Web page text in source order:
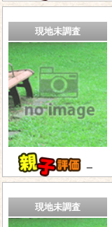
現地未調査
－
現地未調査